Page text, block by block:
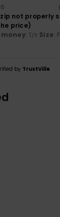
not properly
price)
: 1 /5 Size:
by TrustVille